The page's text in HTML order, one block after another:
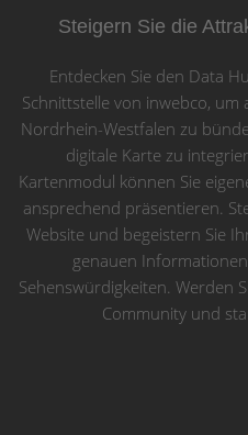
Steigern Sie die
Entdecken Sie den Data
Schnittstelle von inwebco,
Nordrhein-Westfalen zu
digitale Karte zu
Kartenmodul können Sie
ansprechend präsentieren.
Website und begeistern Sie
genauen
Sehenswürdigkeiten. Werden
Community und